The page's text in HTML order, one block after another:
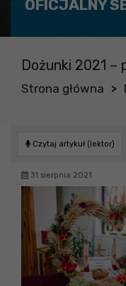
OFICJALNY
Dożunki 2021 –
Strona główna >
Czytaj artykuł (lektor)
31 sierpnia 2021